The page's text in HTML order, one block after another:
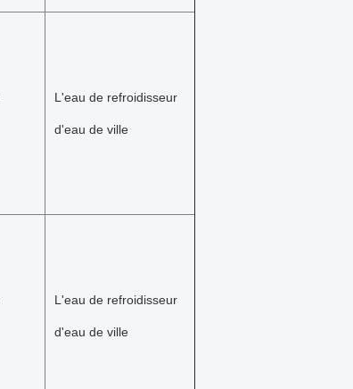
L'eau de refroidisseur
d'eau de ville
L'eau de refroidisseur
d'eau de ville